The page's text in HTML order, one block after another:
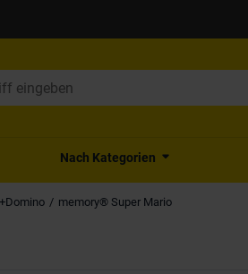
Nach Kategorien
memory® Super Mario